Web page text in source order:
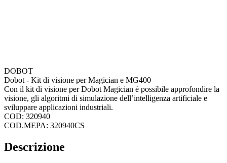
DOBOT
Dobot - Kit di visione per Magician e MG400
Con il kit di visione per Dobot Magician è possibile approfondire la
visione, gli algoritmi di simulazione dell’intelligenza artificiale e
sviluppare applicazioni industriali.
COD: 320940
COD.MEPA: 320940CS
Descrizione